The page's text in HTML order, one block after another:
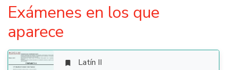
Exámenes en los que
aparece
 Latín II